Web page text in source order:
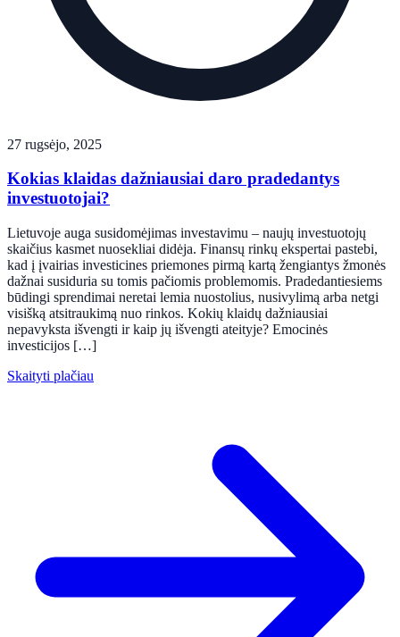
27 rugsėjo, 2025
Kokias klaidas dažniausiai daro pradedantys
investuotojai?
Lietuvoje auga susidomėjimas investavimu – naujų investuotojų
skaičius kasmet nuosekliai didėja. Finansų rinkų ekspertai pastebi,
kad į įvairias investicines priemones pirmą kartą žengiantys žmonės
dažnai susiduria su tomis pačiomis problemomis. Pradedantiesiems
būdingi sprendimai neretai lemia nuostolius, nusivylimą arba netgi
visišką atsitraukimą nuo rinkos. Kokių klaidų dažniausiai
nepavyksta išvengti ir kaip jų išvengti ateityje? Emocinės
investicijos […]
Skaityti plačiau